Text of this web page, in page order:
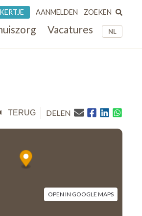
NL
Vacatures
AANMELDEN ZOEKEN
TERUG DELEN
OPEN IN GOOGLE MAPS